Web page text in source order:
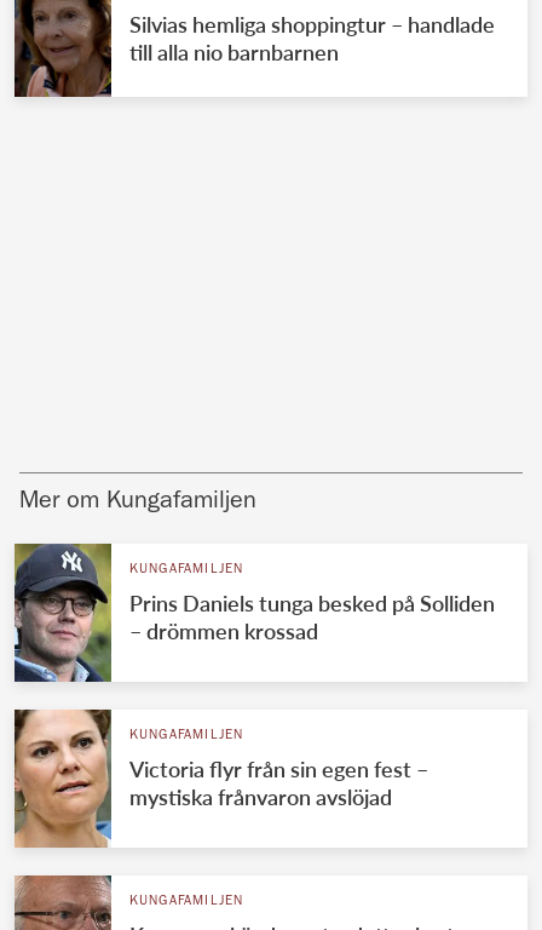
Silvias hemliga shoppingtur – handlade
till alla nio barnbarnen
Mer om Kungafamiljen
KUNGAFAMILJEN
Prins Daniels tunga besked på Solliden
– drömmen krossad
KUNGAFAMILJEN
Victoria flyr från sin egen fest –
mystiska frånvaron avslöjad
KUNGAFAMILJEN